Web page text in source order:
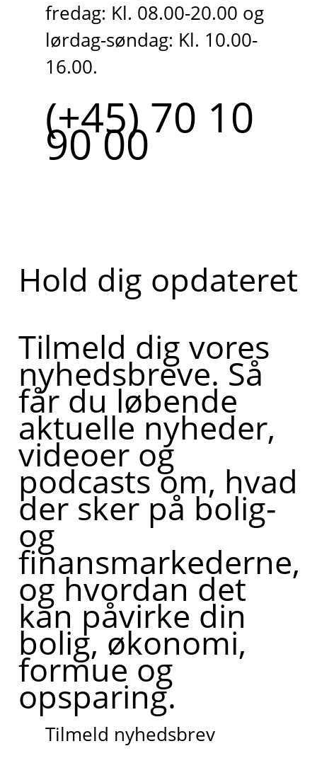
fredag: Kl. 08.00-20.00 og
lørdag-søndag: Kl. 10.00-
16.00.
(+45) 70 10
90 00
Hold dig opdateret
Tilmeld dig vores
nyhedsbreve. Så
får du løbende
aktuelle nyheder,
videoer og
podcasts om, hvad
der sker på bolig-
og
finansmarkederne,
og hvordan det
kan påvirke din
bolig, økonomi,
formue og
opsparing.
Tilmeld nyhedsbrev